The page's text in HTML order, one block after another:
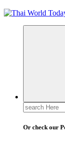
Search
for:
Or check our